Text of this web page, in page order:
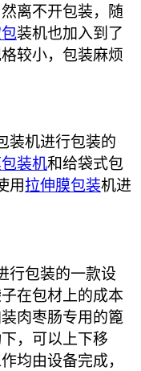
离不开包装，随
装机也加入到了
较小，包装麻烦
装机进行包装的
装机和给袋式包
用拉伸膜包装机进
行包装的一款设
在包材上的成本
肉枣肠专用的篦
，可以上下移
均由设备完成，